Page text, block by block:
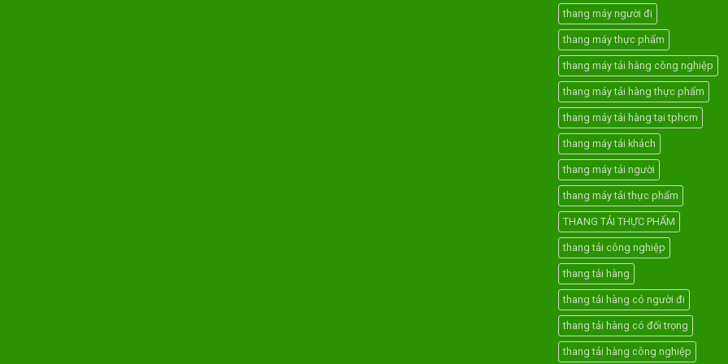
thang máy người đi
thang máy thực phẩm
thang máy tải hàng công nghiệp
thang máy tải hàng thực phẩm
thang máy tải hàng tại tphcm
thang máy tải khách
thang máy tải người
thang máy tải thực phẩm
THANG TẢI THỰC PHẨM
thang tải công nghiệp
thang tải hàng
thang tải hàng có người đi
thang tải hàng có đối trọng
thang tải hàng công nghiệp